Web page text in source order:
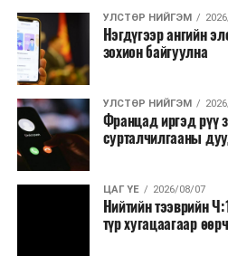
УЛСТӨР НИЙГЭМ
Нэгдүгээр ангийн
зохион байгуулна
УЛСТӨР НИЙГЭМ
Францад иргэд рүү
сурталчилгааны
ЦАГ ҮЕ 2026/08/07
Нийтийн тээврийн
түр хугацаагаар